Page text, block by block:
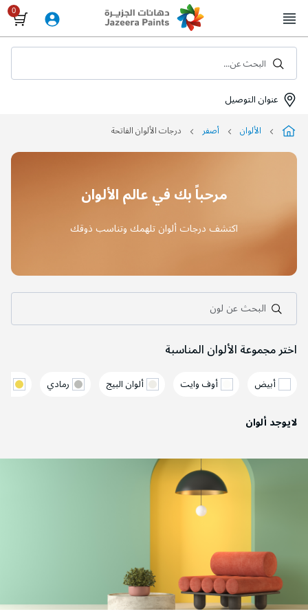
to
Content
عنوان التوصيل
البحث عن...
الألوان أصفر درجات الألوان الفاتحة
مرحباً بك في عالم الألوان
اكتشف درجات ألوان تلهمك وتناسب ذوقك
البحث عن لون
اختر مجموعة الألوان المناسبة
أبيض أوف وايت ألوان البيج رمادي
لايوجد ألوان